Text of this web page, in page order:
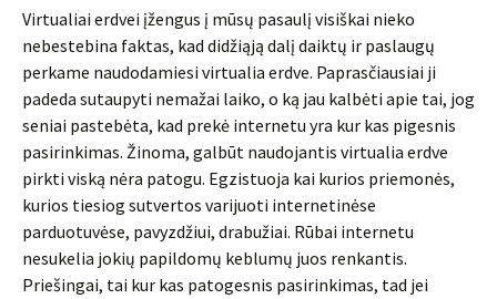
Virtualiai erdvei įžengus į mūsų pasaulį visiškai nieko
nebestebina faktas, kad didžiąją dalį daiktų ir paslaugų
perkame naudodamiesi virtualia erdve. Paprasčiausiai ji
padeda sutaupyti nemažai laiko, o ką jau kalbėti apie tai, jog
seniai pastebėta, kad prekė internetu yra kur kas pigesnis
pasirinkimas. Žinoma, galbūt naudojantis virtualia erdve
pirkti viską nėra patogu. Egzistuoja kai kurios priemonės,
kurios tiesiog sutvertos varijuoti internetinėse
parduotuvėse, pavyzdžiui, drabužiai. Rūbai internetu
nesukelia jokių papildomų keblumų juos renkantis.
Priešingai, tai kur kas patogesnis pasirinkimas, tad jei